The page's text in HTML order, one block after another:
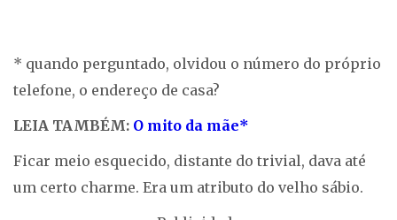
* quando perguntado, olvidou o número do próprio
telefone, o endereço de casa?
LEIA TAMBÉM: O mito da mãe*
Ficar meio esquecido, distante do trivial, dava até
um certo charme. Era um atributo do velho sábio.